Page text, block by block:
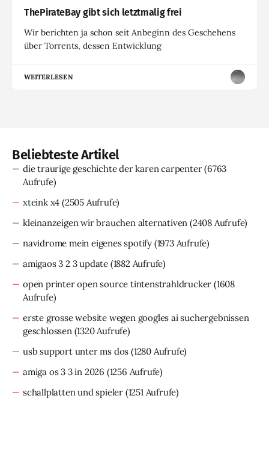
ThePirateBay gibt sich letztmalig frei
Wir berichten ja schon seit Anbeginn des Geschehens
über Torrents, dessen Entwicklung
WEITERLESEN
Beliebteste Artikel
die traurige geschichte der karen carpenter(6763
Aufrufe)
xteink x4 (2505 Aufrufe)
kleinanzeigen wir brauchen alternativen (2408 Aufrufe)
navidrome mein eigenes spotify (1973 Aufrufe)
amigaos 3 2 3 update (1882 Aufrufe)
open printer open source tintenstrahldrucker (1608
Aufrufe)
erste grosse website wegen googles ai suchergebnissen
geschlossen (1320 Aufrufe)
usb support unter ms dos (1280 Aufrufe)
amiga os 3 3 in 2026 (1256 Aufrufe)
schallplatten und spieler (1251 Aufrufe)